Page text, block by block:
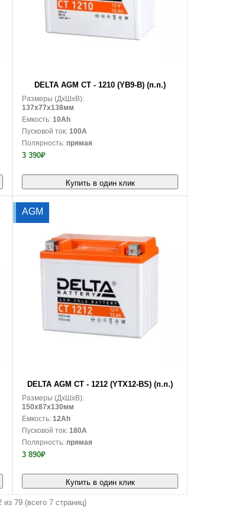
DELTA AGM CT - 1210 (YB9-B) (п.п.)
Размеры (ДxШxВ):
137x77x138мм
Емкость:10Ah
Пусковой ток:100A
Полярность: прямая
3 390₽
Купить в один клик
AGM
DELTA AGM CT - 1212 (YTX12-BS) (п.п.)
Размеры (ДxШxВ):
150x87x130мм
Емкость:12Ah
Пусковой ток:180A
Полярность: прямая
3 890₽
Купить в один клик
из 79 (всего 7 страниц)